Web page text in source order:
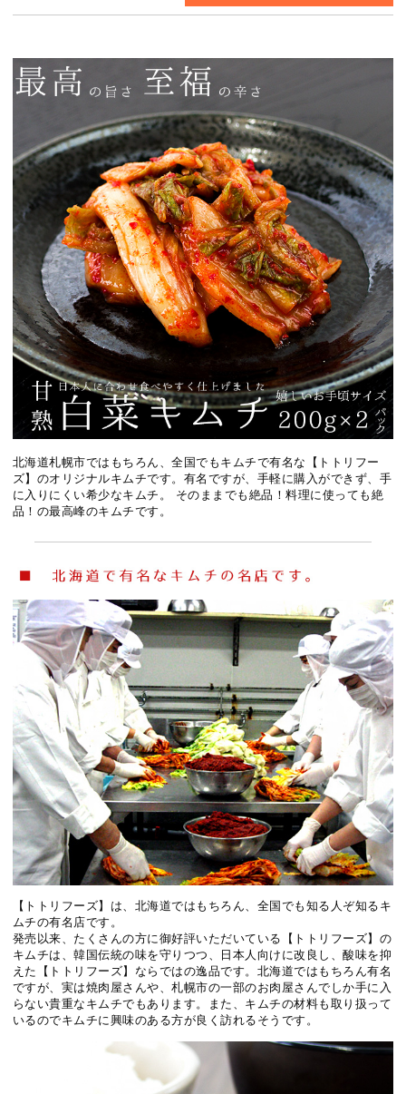
北海道札幌市ではもちろん、全国でもキムチで有名な【トトリフー
ズ】のオリジナルキムチです。有名ですが、手軽に購入ができず、手
に入りにくい希少なキムチ。 そのままでも絶品！料理に使っても絶
品！の最高峰のキムチです。
【トトリフーズ】は、北海道ではもちろん、全国でも知る人ぞ知るキ
ムチの有名店です。
発売以来、たくさんの方に御好評いただいている【トトリフーズ】の
キムチは、韓国伝統の味を守りつつ、日本人向けに改良し、酸味を抑
えた【トトリフーズ】ならではの逸品です。北海道ではもちろん有名
ですが、実は焼肉屋さんや、札幌市の一部のお肉屋さんでしか手に入
らない貴重なキムチでもあります。また、キムチの材料も取り扱って
いるのでキムチに興味のある方が良く訪れるそうです。